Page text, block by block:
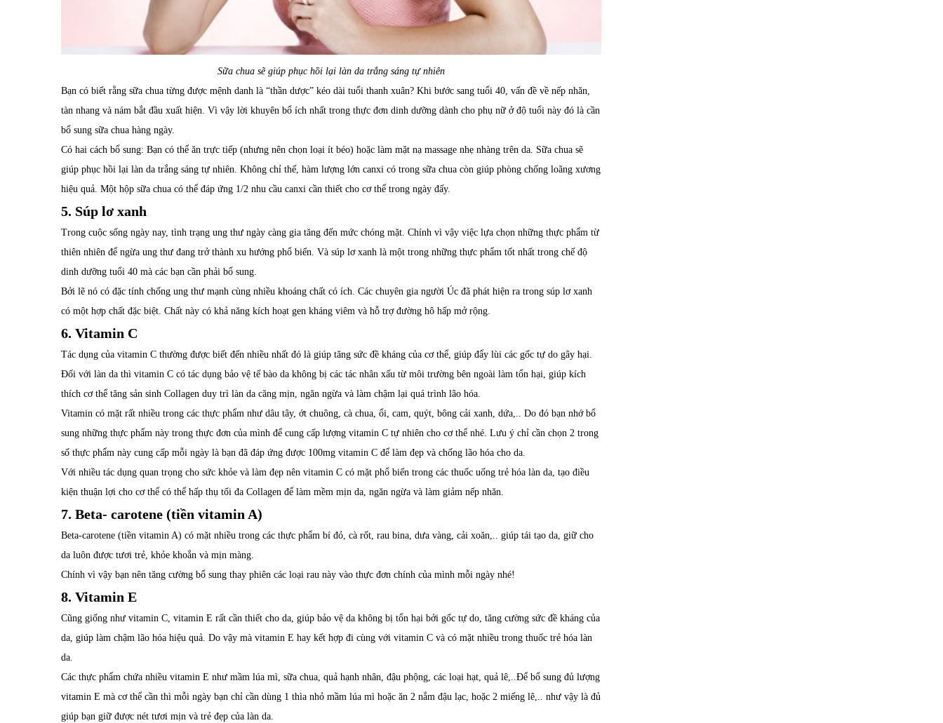
Sữa chua sẽ giúp phục hồi lại làn da trắng sáng tự nhiên
Bạn có biết rằng sữa chua từng được mệnh danh là “thần dược” kéo dài tuổi thanh xuân? Khi bước sang tuổi 40, vấn đề về nếp nhăn,
tàn nhang và nám bắt đầu xuất hiện. Vì vậy lời khuyên bổ ích nhất trong thực đơn dinh dưỡng dành cho phụ nữ ở độ tuổi này đó là cần
bổ sung sữa chua hàng ngày.
Có hai cách bổ sung: Bạn có thể ăn trực tiếp (nhưng nên chọn loại ít béo) hoặc làm mặt nạ massage nhẹ nhàng trên da. Sữa chua sẽ
giúp phục hồi lại làn da trắng sáng tự nhiên. Không chỉ thế, hàm lượng lớn canxi có trong sữa chua còn giúp phòng chống loãng xương
hiệu quả. Một hộp sữa chua có thể đáp ứng 1/2 nhu cầu canxi cần thiết cho cơ thể trong ngày đấy.
5. Súp lơ xanh
Trong cuộc sống ngày nay, tình trạng ung thư ngày càng gia tăng đến mức chóng mặt. Chính vì vậy việc lựa chọn những thực phẩm từ
thiên nhiên để ngừa ung thư đang trở thành xu hướng phổ biến. Và súp lơ xanh là một trong những thực phẩm tốt nhất trong chế độ
dinh dưỡng tuổi 40 mà các bạn cần phải bổ sung.
Bởi lẽ nó có đặc tính chống ung thư mạnh cùng nhiều khoáng chất có ích. Các chuyên gia người Úc đã phát hiện ra trong súp lơ xanh
có một hợp chất đặc biệt. Chất này có khả năng kích hoạt gen kháng viêm và hỗ trợ đường hô hấp mở rộng.
6. Vitamin C
Tác dụng của vitamin C thường được biết đến nhiều nhất đó là giúp tăng sức đề kháng của cơ thể, giúp đẩy lùi các gốc tự do gây hại.
Đối với làn da thì vitamin C có tác dụng bảo vệ tế bào da không bị các tác nhân xấu từ môi trường bên ngoài làm tổn hại, giúp kích
thích cơ thể tăng sản sinh Collagen duy trì làn da căng mịn, ngăn ngừa và làm chậm lại quá trình lão hóa.
Vitamin có mặt rất nhiều trong các thực phẩm như dâu tây, ớt chuông, cà chua, ổi, cam, quýt, bông cải xanh, dứa,.. Do đó bạn nhớ bổ
sung những thực phẩm này trong thực đơn của mình để cung cấp lượng vitamin C tự nhiên cho cơ thể nhé. Lưu ý chỉ cần chọn 2 trong
số thực phẩm này cung cấp mỗi ngày là bạn đã đáp ứng được 100mg vitamin C để làm đẹp và chống lão hóa cho da.
Với nhiều tác dụng quan trọng cho sức khỏe và làm đẹp nên vitamin C có mặt phổ biến trong các thuốc uống trẻ hóa làn da, tạo điều
kiện thuận lợi cho cơ thể có thể hấp thụ tối đa Collagen để làm mềm mịn da, ngăn ngừa và làm giảm nếp nhăn.
7. Beta- carotene (tiền vitamin A)
Beta-carotene (tiền vitamin A) có mặt nhiều trong các thực phẩm bí đỏ, cà rốt, rau bina, dưa vàng, cải xoăn,.. giúp tái tạo da, giữ cho
da luôn được tươi trẻ, khỏe khoắn và mịn màng.
Chính vì vậy bạn nên tăng cường bổ sung thay phiên các loại rau này vào thực đơn chính của mình mỗi ngày nhé!
8. Vitamin E
Cũng giống như vitamin C, vitamin E rất cần thiết cho da, giúp bảo vệ da không bị tổn hại bởi gốc tự do, tăng cường sức đề kháng của
da, giúp làm chậm lão hóa hiệu quả. Do vậy mà vitamin E hay kết hợp đi cùng với vitamin C và có mặt nhiều trong thuốc trẻ hóa làn
da.
Các thực phẩm chứa nhiều vitamin E như mầm lúa mì, sữa chua, quả hạnh nhân, đậu phộng, các loại hạt, quả lê,..Để bổ sung đủ lượng
vitamin E mà cơ thể cần thì mỗi ngày bạn chỉ cần dùng 1 thìa nhỏ mầm lúa mì hoặc ăn 2 nắm đậu lạc, hoặc 2 miếng lê,.. như vậy là đủ
giúp bạn giữ được nét tươi mịn và trẻ đẹp của làn da.